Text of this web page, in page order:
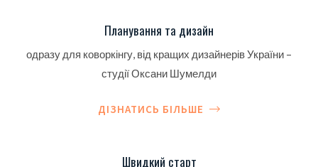
Планування та дизайн
одразу для коворкінгу, від кращих дизайнерів України –
студії Оксани Шумелди
ДІЗНАТИСЬ БІЛЬШЕ
Швидкий старт